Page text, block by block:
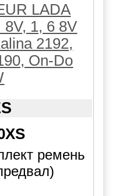
LADA
8V, 1, 6 8V
2192,
On-Do
ремень